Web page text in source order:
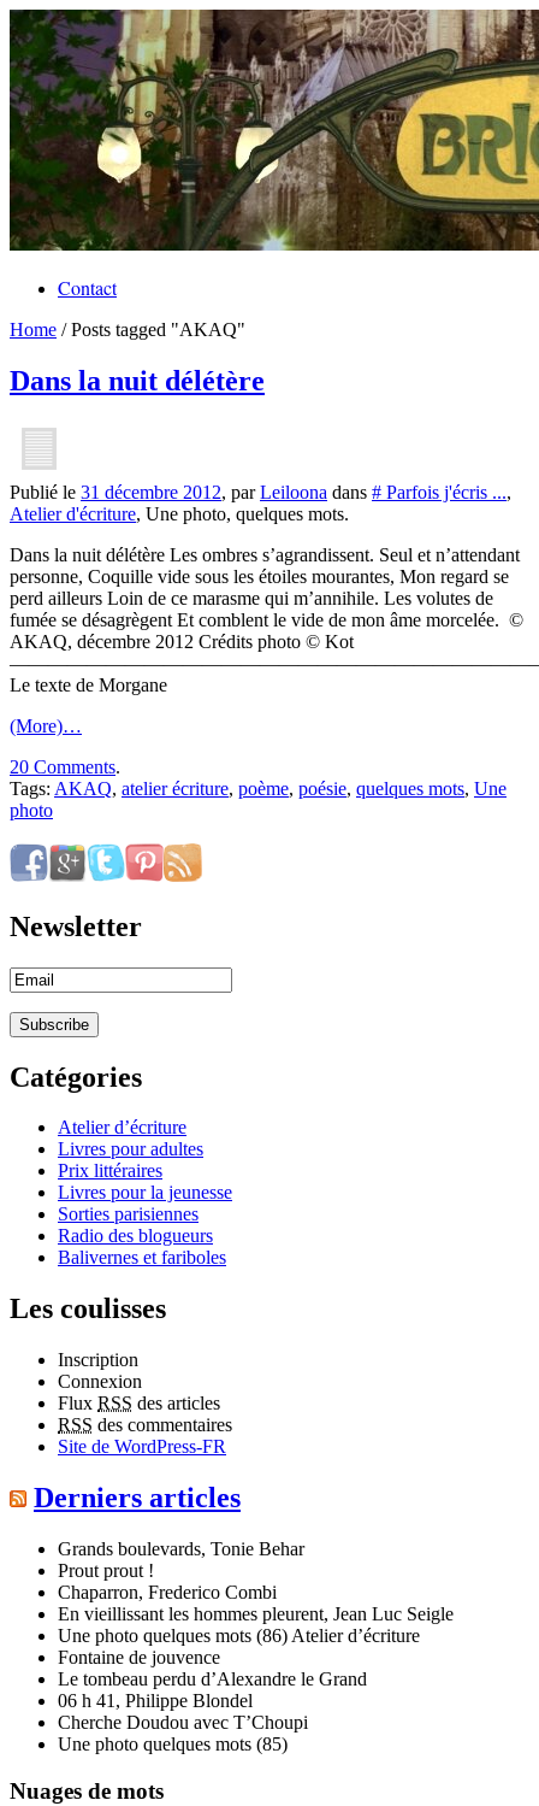
Contact
Home /Posts tagged "AKAQ"
Dans la nuit délétère
Publié le 31 décembre 2012, parLeiloona dans # Parfois j'écris ...,
Atelier d'écriture, Une photo, quelques mots.
Dans la nuit délétère Les ombres s’agrandissent. Seul et n’attendant
personne, Coquille vide sous les étoiles mourantes, Mon regard se
perd ailleurs Loin de ce marasme qui m’annihile. Les volutes de
fumée se désagrègent Et comblent le vide de mon âme morcelée. ©
AKAQ, décembre 2012 Crédits photo © Kot
Le texte de Morgane
(More)…
20 Comments.
Tags: AKAQ, atelier écriture, poème, poésie, quelques mots, Une
photo
Newsletter
Catégories
Atelier d’écriture
Livres pour adultes
Prix littéraires
Livres pour la jeunesse
Sorties parisiennes
Radio des blogueurs
Balivernes et fariboles
Les coulisses
Inscription
Connexion
Flux RSS des articles
RSS des commentaires
Site de WordPress-FR
Derniers articles
Grands boulevards, Tonie Behar
Prout prout !
Chaparron, Frederico Combi
En vieillissant les hommes pleurent, Jean Luc Seigle
Une photo quelques mots (86) Atelier d’écriture
Fontaine de jouvence
Le tombeau perdu d’Alexandre le Grand
06 h 41, Philippe Blondel
Cherche Doudou avec T’Choupi
Une photo quelques mots (85)
Nuages de mots